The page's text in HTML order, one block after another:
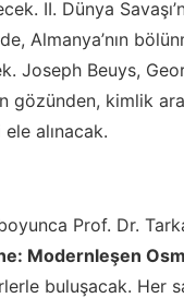
II. Dünya
Almanya’nın
Joseph Beuys,
gözünden, kimlik
alınacak.
Prof. Dr.
Modernleşen
buluşacak. Her